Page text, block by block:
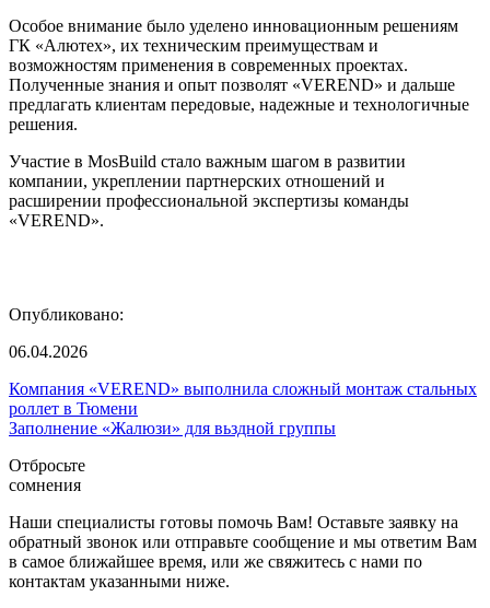
Особое внимание было уделено инновационным решениям
ГК «Алютех», их техническим преимуществам и
возможностям применения в современных проектах.
Полученные знания и опыт позволят «VEREND» и дальше
предлагать клиентам передовые, надежные и технологичные
решения.
Участие в MosBuild стало важным шагом в развитии
компании, укреплении партнерских отношений и
расширении профессиональной экспертизы команды
«VEREND».
Опубликовано:
06.04.2026
Компания «VEREND» выполнила сложный монтаж стальных
роллет в Тюмени
Заполнение «Жалюзи» для вьздной группы
Отбросьте
сомнения
Наши специалисты готовы помочь Вам! Оставьте заявку на
обратный звонок или отправьте сообщение и мы ответим Вам
в самое ближайшее время, или же свяжитесь с нами по
контактам указанными ниже.